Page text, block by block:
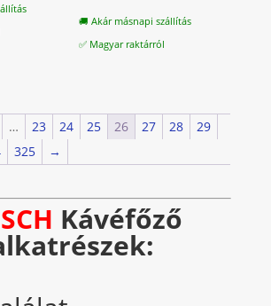
🚚 Akár másnapi szállítás
✅ Magyar raktárról
… 23 24 25 26 27 28
29
325 →
Kávéfőző